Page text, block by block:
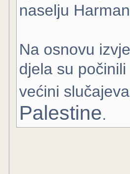
naselju
Na osnovu
djela su
većini
Palestine.